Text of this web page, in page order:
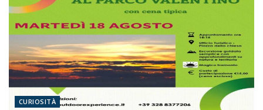
CURIOSITÀ